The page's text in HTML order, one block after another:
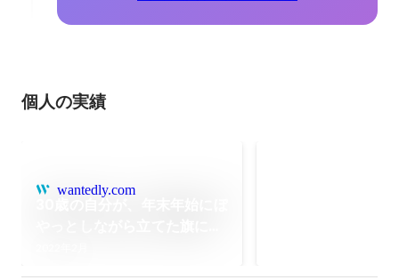
個人の実績
wantedly.com